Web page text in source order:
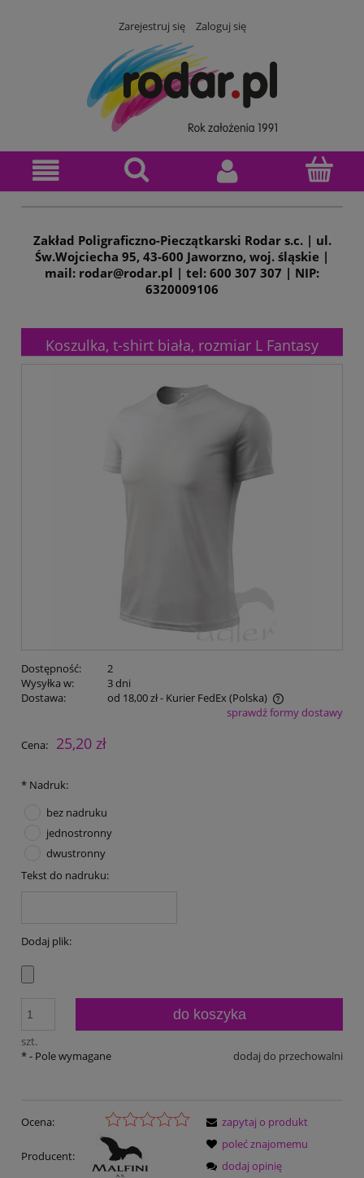
Zarejestruj się Zaloguj się
Zakład Poligraficzno-Pieczątkarski Rodar s.c. | ul.
Św.Wojciecha 95, 43-600 Jaworzno, woj. śląskie |
mail: rodar@rodar.pl | tel: 600 307 307 | NIP:
6320009106
Koszulka, t-shirt biała, rozmiar L Fantasy
Dostępność:
2
Wysyłka w:
3 dni
Dostawa:
od 18,00 zł- Kurier FedEx(Polska)
Cena nie zawiera ewentualnych kosztów płatnościsprawdź formy dostawy
Cena: 25,20 zł
* Nadruk:
bez nadruku
jednostronny
dwustronny
Tekst do nadruku:
Dodaj plik:
szt.
do koszyka
dodaj do przechowalni
*- Pole wymagane
Ocena:
Producent:
zapytaj o produkt
poleć znajomemu
dodaj opinię